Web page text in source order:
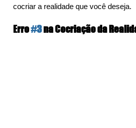
cocriar a realidade que você deseja.
Erro #3 na Cocriação da